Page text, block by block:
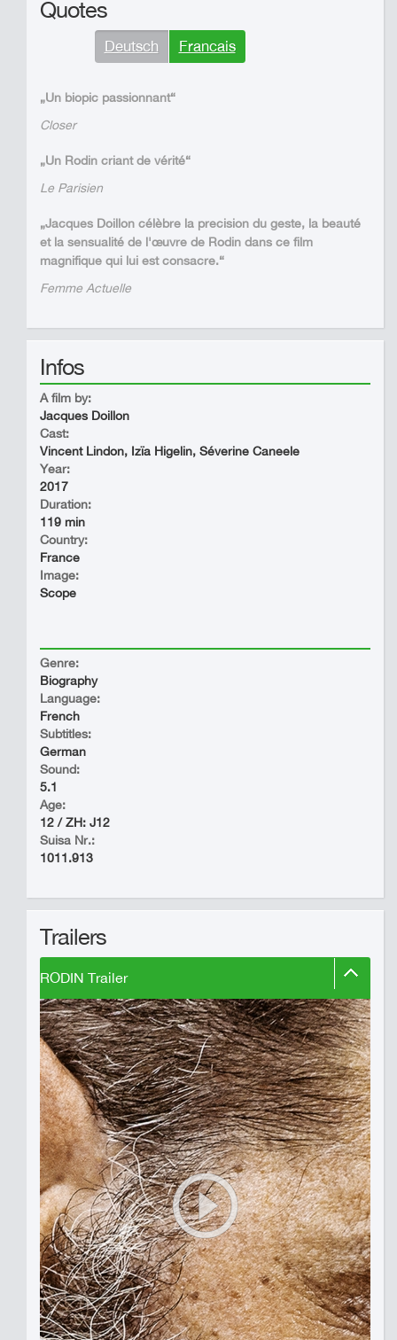
Quotes
Deutsch Francais
„Un biopic passionnant“
Closer
„Un Rodin criant de vérité“
Le Parisien
„Jacques Doillon célèbre la precision du geste, la beauté
et la sensualité de l'œuvre de Rodin dans ce film
magnifique qui lui est consacre.“
Femme Actuelle
Infos
A film by:
Jacques Doillon
Cast:
Vincent Lindon, Izïa Higelin, Séverine Caneele
Year:
2017
Duration:
119 min
Country:
France
Image:
Scope
Genre:
Biography
Language:
French
Subtitles:
German
Sound:
5.1
Age:
12 / ZH: J12
Suisa Nr.:
1011.913
Trailers
RODIN Trailer